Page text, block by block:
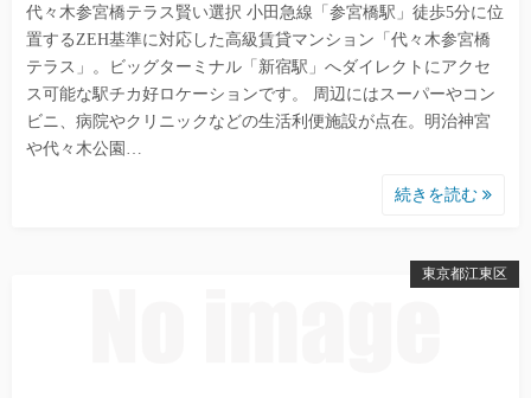
代々木参宮橋テラス賢い選択 小田急線「参宮橋駅」徒歩5分に位
置するZEH基準に対応した高級賃貸マンション「代々木参宮橋
テラス」。ビッグターミナル「新宿駅」へダイレクトにアクセ
ス可能な駅チカ好ロケーションです。 周辺にはスーパーやコン
ビニ、病院やクリニックなどの生活利便施設が点在。明治神宮
や代々木公園…
続きを読む
東京都江東区